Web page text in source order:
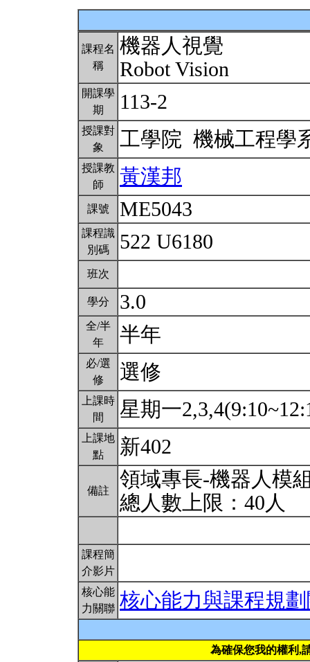
課程名
稱
機器人視覺
Robot Vision
開課學
期
113-2
授課對
象
工學院 機械工程
授課教
師
黃漢邦
課號 ME5043
課程識
別碼
522 U6180
班次
學分 3.0
全/半
年
半年
必/選
修
選修
上課時
間
星期一
上課地
點
新402
備註
領域專長-機器人模
總人數上限：40人
課程簡
介影片
核心能
力關聯 核心能力與課程規
為確保您我的權利,